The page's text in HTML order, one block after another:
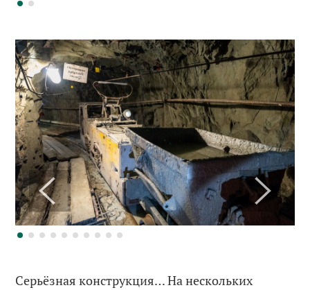
Серьёзная конструкция… На нескольких